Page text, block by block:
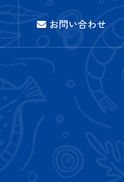
お問い合わせ